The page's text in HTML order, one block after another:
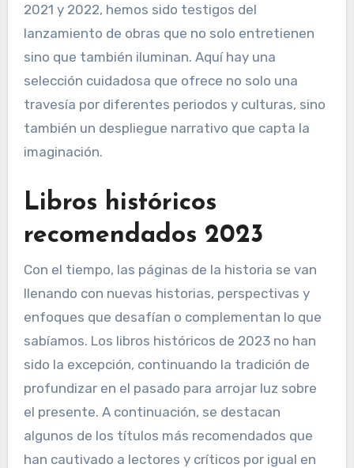
2021 y 2022, hemos sido testigos del
lanzamiento de obras que no solo entretienen
sino que también iluminan. Aquí hay una
selección cuidadosa que ofrece no solo una
travesía por diferentes periodos y culturas, sino
también un despliegue narrativo que capta la
imaginación.
Libros históricos
recomendados 2023
Con el tiempo, las páginas de la historia se van
llenando con nuevas historias, perspectivas y
enfoques que desafían o complementan lo que
sabíamos. Los libros históricos de 2023 no han
sido la excepción, continuando la tradición de
profundizar en el pasado para arrojar luz sobre
el presente. A continuación, se destacan
algunos de los títulos más recomendados que
han cautivado a lectores y críticos por igual en